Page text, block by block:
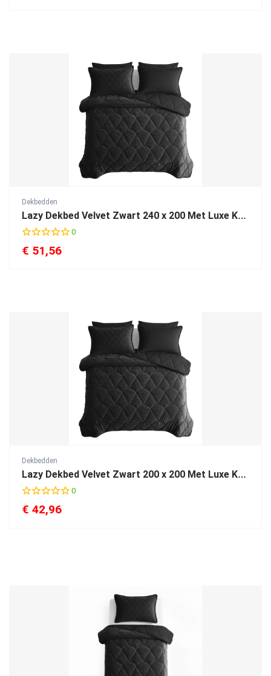
Dekbedden
Lazy Dekbed Velvet Zwart 240 x 200 Met Luxe Kussenslopen
0
€ 51,56
Dekbedden
Lazy Dekbed Velvet Zwart 200 x 200 Met Luxe Kussenslopen
0
€ 42,96